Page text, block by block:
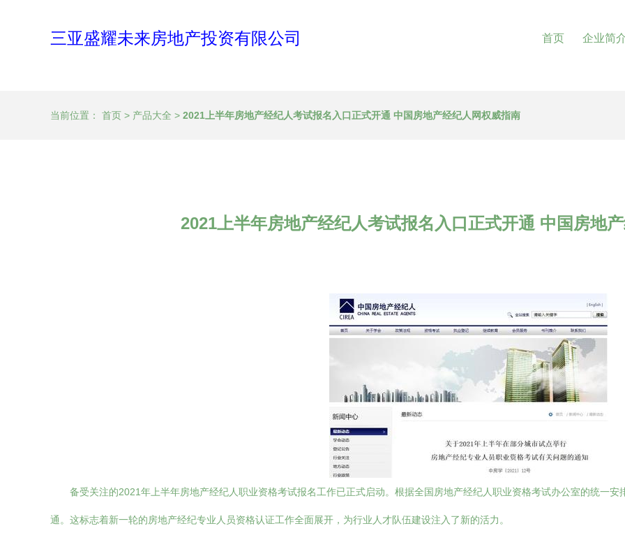
三亚盛耀未来房地产投资有限公司 首页 企业简
当前位置： 首页 > 产品大全 > 2021上半年房地产经纪人考试报名入口正式开通 中国房地产经纪人网权威指南
2021上半年房地产经纪人考试报名入口正式开通 中国房地
备受关注的2021年上半年房地产经纪人职业资格考试报名工作已正式启动。根据全国房地产经纪人职业资格考试办公室的统一
通。这标志着新一轮的房地产经纪专业人员资格认证工作全面展开，为行业人才队伍建设注入了新的活力。